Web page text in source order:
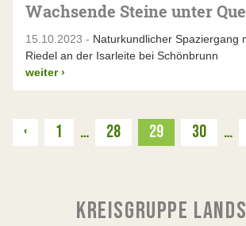
Wachsende Steine unter
15.10.2023 - Naturkundlicher Spaziergang
Riedel an der Isarleite bei Schönbrunn
weiter ›
Zurück
‹ 1 … 28 29 30 …
KREISGRUPPE